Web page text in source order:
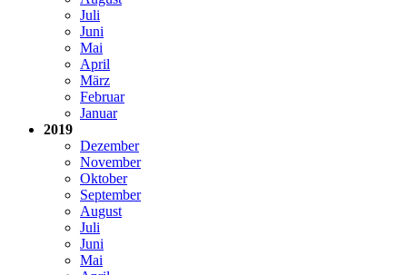
Juli
Juni
Mai
April
März
Februar
Januar
2019
Dezember
November
Oktober
September
August
Juli
Juni
Mai